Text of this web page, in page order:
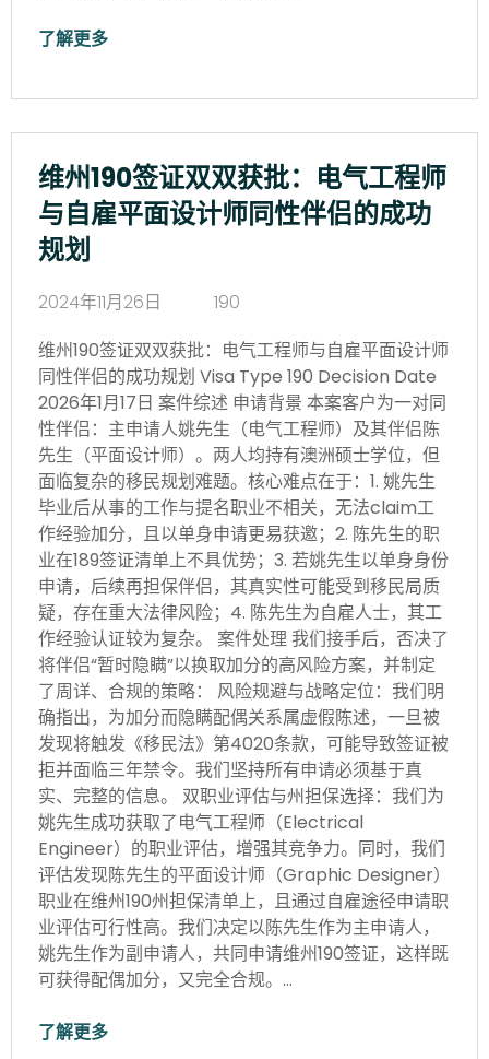
了解更多
维州190签证双双获批：电气工程师
与自雇平面设计师同性伴侣的成功
规划
2024年11月26日
190
维州190签证双双获批：电气工程师与自雇平面设计师
同性伴侣的成功规划 Visa Type 190 Decision Date
2026年1月17日 案件综述 申请背景 本案客户为一对同
性伴侣：主申请人姚先生（电气工程师）及其伴侣陈
先生（平面设计师）。两人均持有澳洲硕士学位，但
面临复杂的移民规划难题。核心难点在于：1. 姚先生
毕业后从事的工作与提名职业不相关，无法claim工
作经验加分，且以单身申请更易获邀；2. 陈先生的职
业在189签证清单上不具优势；3. 若姚先生以单身身份
申请，后续再担保伴侣，其真实性可能受到移民局质
疑，存在重大法律风险；4. 陈先生为自雇人士，其工
作经验认证较为复杂。 案件处理 我们接手后，否决了
将伴侣“暂时隐瞒”以换取加分的高风险方案，并制定
了周详、合规的策略： 风险规避与战略定位：我们明
确指出，为加分而隐瞒配偶关系属虚假陈述，一旦被
发现将触发《移民法》第4020条款，可能导致签证被
拒并面临三年禁令。我们坚持所有申请必须基于真
实、完整的信息。 双职业评估与州担保选择：我们为
姚先生成功获取了电气工程师（Electrical
Engineer）的职业评估，增强其竞争力。同时，我们
评估发现陈先生的平面设计师（Graphic Designer）
职业在维州190州担保清单上，且通过自雇途径申请职
业评估可行性高。我们决定以陈先生作为主申请人，
姚先生作为副申请人，共同申请维州190签证，这样既
可获得配偶加分，又完全合规。…
了解更多